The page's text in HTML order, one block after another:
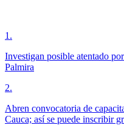
1 .
Investigan posible atentado
Palmira
2.
Abren convocatoria de
Cauca; así se puede inscribir